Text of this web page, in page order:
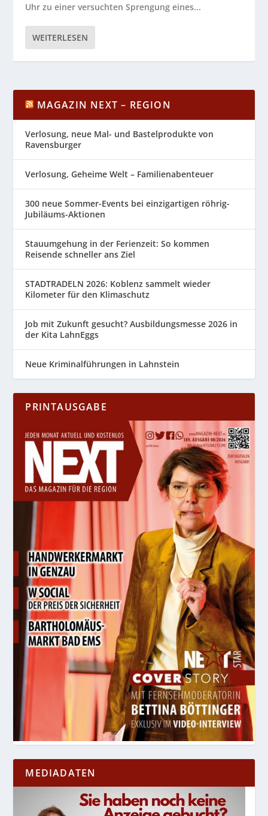
Uhr zu einer versuchten Sprengung eines...
WEITERLESEN
MAGAZIN NEXT – REGION
Verlosung, neue Mal- und Bastelprodukte von
Ravensburger
Verlosung, Geheime Welt – Familienabenteuer
300 neue Sommer-Events bei einzigartigen röhrig-
Jubiläums-Aktionen
Stauumgehung in der Ferienzeit: So kommen
Reisende schneller ans Ziel
STADTRADELN 2026: Koblenz sammelt wieder
Kilometer für den Klimaschutz
Job mit Zukunft gesucht? Ausbildungsmesse 2026 in
der Kita LahnEggs
Neue Kriminalführungen in Lahnstein
PRINTAUSGABE
MEDIADATEN